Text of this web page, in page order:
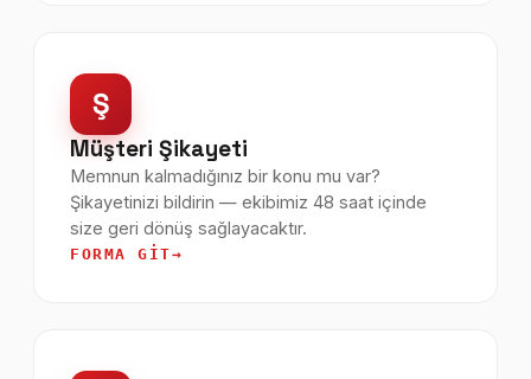
Ş
Müşteri Şikayeti
Memnun kalmadığınız bir konu mu var?
Şikayetinizi bildirin — ekibimiz 48 saat içinde
size geri dönüş sağlayacaktır.
FORMA GIT